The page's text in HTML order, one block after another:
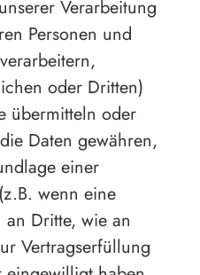
Verarbeitung
Personen und
oder Dritten)
übermitteln oder
Daten gewähren,
einer
wenn eine
Dritte, wie an
Vertragserfüllung